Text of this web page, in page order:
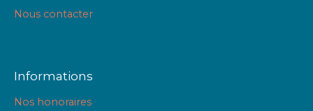
Nous contacter
Informations
Nos honoraires